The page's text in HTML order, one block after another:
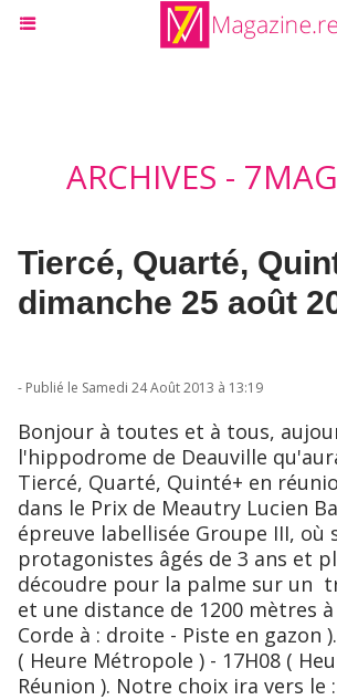
ARCHIVES -
Tiercé, Quarté,
dimanche 25 août
- Publié le Samedi 24 Août 2013 à 13:19
Bonjour à toutes et à tous, aujourd'hui c'est sur
l'hippodrome de Deauville
Tiercé, Quarté, Quinté+ en
dans le Prix de Meautry Lucien
épreuve labellisée Groupe III, où
protagonistes âgés de 3 ans et
découdre pour la palme sur un
et une distance de 1200 mètres
Corde à : droite - Piste en gazon
( Heure Métropole ) - 17H08 (
Réunion ). Notre choix ira vers le :